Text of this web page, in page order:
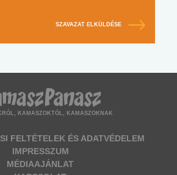
SZAVAZAT ELKÜLDÉSE
KAMASZOKTÓL, KAMASZOKNAK
FELTÉTELEK ÉS ADATVÉDELEM
IMPRESSZUM
MÉDIAAJÁNLAT